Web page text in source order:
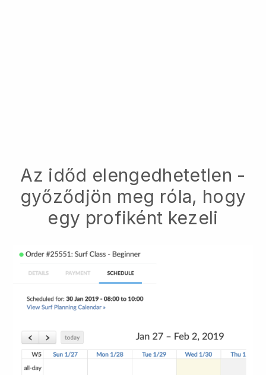
Az időd elengedhetetlen -
győződjön meg róla, hogy
egy profiként kezeli